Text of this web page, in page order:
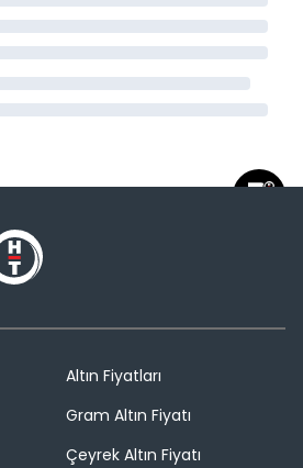
Altın Fiyatları
Gram Altın Fiyatı
Çeyrek Altın Fiyatı